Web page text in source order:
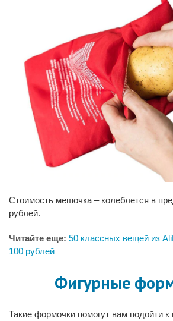
Стоимость мешочка – колеблется в
рублей.
Читайте еще: 50 классных вещей из
100 рублей
Фигурные
Такие формочки помогут вам подойти к